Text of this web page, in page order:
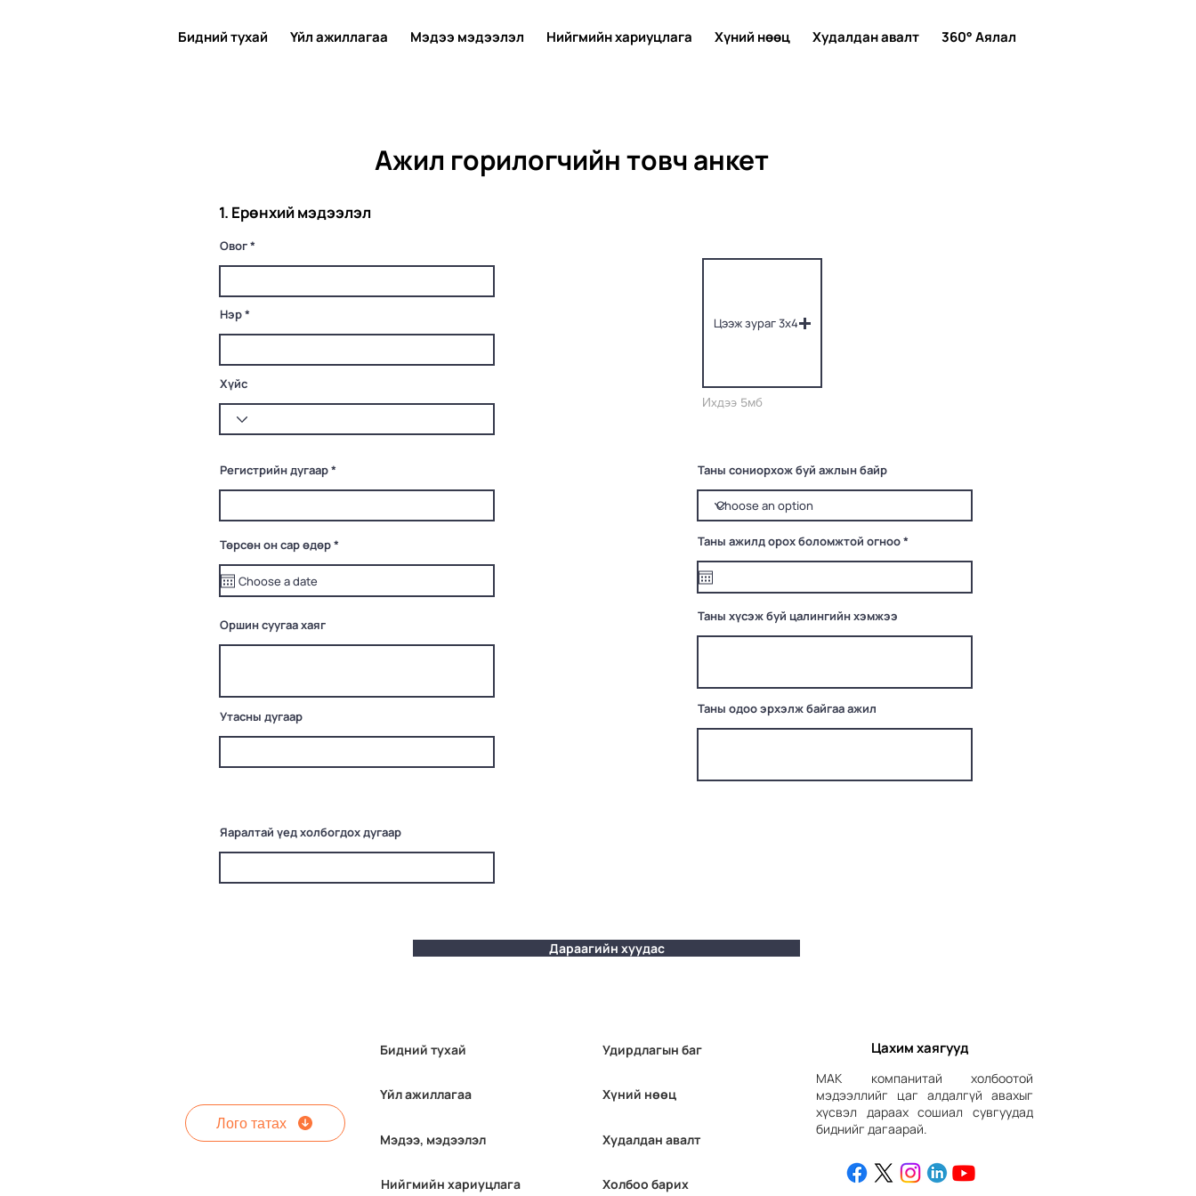
Бидний тухай Үйл ажиллагаа Мэдээ мэдээлэл Нийгмийн хариуцлага Хүний нөөц Худалдан авалт 360° Аялал
Ажил горилогчийн товч анкет
1. Ерөнхий мэдээлэл
Овог
Нэр
Хүйс
Регистрийн дугаар
Төрсөн он сар өдөр*
q
r
Оршин суугаа хаяг
Утасны дугаар
Цээж зураг 3х4
Ихдээ 5мб
Таны сониорхож буй ажлын байр
Таны ажилд орох боломжтой огноо*
q
r
Таны хүсэж буй цалингийн хэмжээ
Таны одоо эрхэлж байгаа ажил
Яаралтай үед холбогдох дугаар
Дараагийн хуудас
Лого татах
Бидний тухай
Үйл ажиллагаа
Мэдээ, мэдээлэл
Нийгмийн хариуцлага
Удирдлагын баг
Хүний нөөц
Худалдан авалт
Холбоо барих
Цахим хаягууд
МАК компанитай холбоотой
мэдээллийг цаг алдалгүй авахыг
хүсвэл дараах сошиал сувгуудад
биднийг дагаарай.